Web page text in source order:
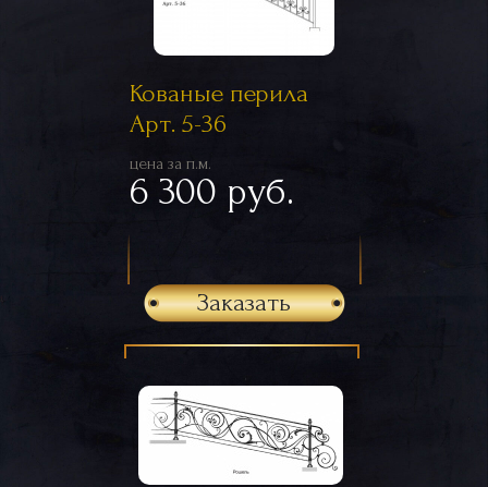
Кованые перила
Арт. 5-36
цена за п.м.
6 300 руб.
Заказать